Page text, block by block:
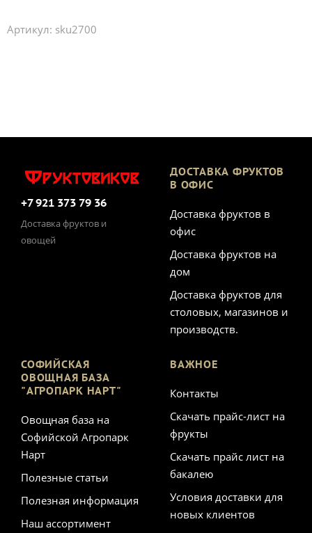
Артикул: sku2700
+7 921 373 79 36
Доставка фруктов и
овощей
ДОСТАВКА ФРУКТОВ
В ОФИС
Доставка фруктов в
офис
Доставка фруктов на
дом
Доставка фруктов для
столовых, магазинов и
производств.
СОФИЙСКАЯ
ОВОЩНАЯ БАЗА
"АГРОПАРК НАРТ"
Овощная база на
Софийской Агропарк
Нарт
Полезные статьи
Полезная информация
Наш ассортимент
ВАЖНОЕ
Контакты
Скачать прайс-лист на
фрукты
Скачать прайс лист на
бакалею
Условия доставки для
новых клиентов